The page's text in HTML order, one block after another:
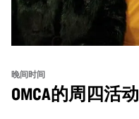
晚间时间
OMCA的周四活动